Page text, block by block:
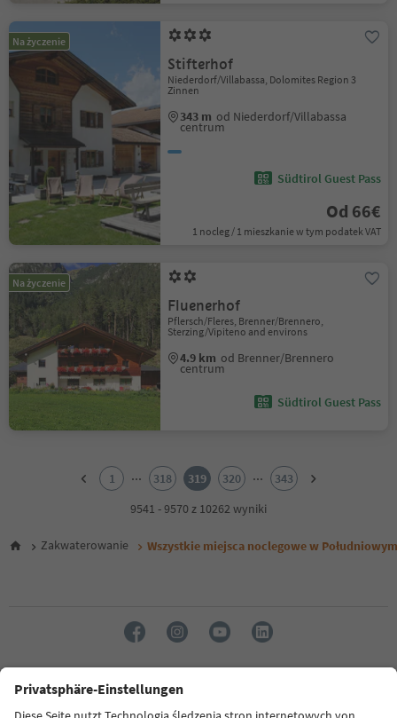
Na życzenie
Stifterhof
Niederdorf/Villabassa, Dolomites Region 3
Zinnen
343 m od Niederdorf/Villabassa
centrum
Südtirol Guest Pass
Od 66€
1 nocleg / 1 mieszkanie w tym podatek VAT
Na życzenie
Fluenerhof
Pflersch/Fleres, Brenner/Brennero,
Sterzing/Vipiteno and environs
4.9 km od Brenner/Brennero
centrum
Südtirol Guest Pass
6
13
14
1 ... 318 319 320 ...
343
9541 - 9570 z 10262 wyniki
Zakwaterowanie Wszystkie miejsca noclegowe w
Język: Polski